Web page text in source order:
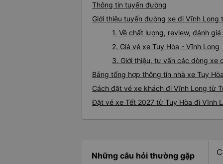
Thông tin tuyến đường
Giới thiệu tuyến đường xe đi Vĩnh Long
1. Về chất lượng, review, đánh
2. Giá vé xe Tuy Hòa - Vĩnh Long
3. Giới thiệu, tư vấn các dòng xe
Bảng tổng hợp thông tin nhà xe Tuy
Cách đặt vé xe khách đi Vĩnh Long từ
Đặt vé xe Tết 2027 từ Tuy Hòa đi Vĩnh
Những câu hỏi thường gặp